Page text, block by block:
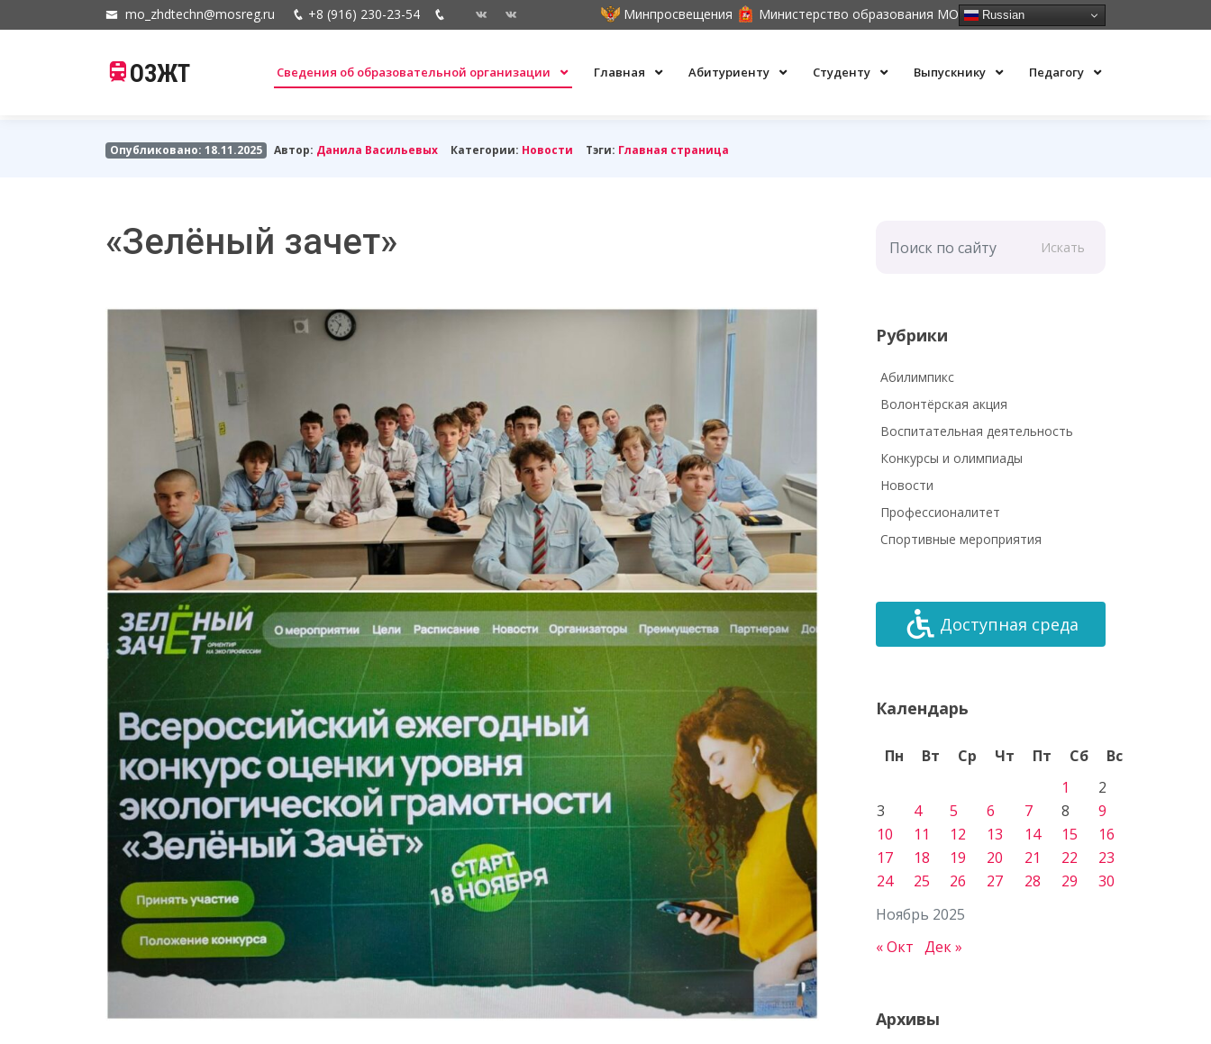
mo_zhdtechn@mosreg.ru +8 (916) 230-23-54 Минпросвещения Министерство образования МО Russian
ОЗЖТ Сведения об образовательной организации Главная Абитуриенту Студенту Выпускнику Педагогу
Опубликовано: 18.11.2025 Автор: Данила Васильевых Категории: Новости Тэги: Главная страница
«Зелёный зачет» Искать
Рубрики
Абилимпикс
Волонтёрская акция
Воспитательная деятельность
Конкурсы и олимпиады
Новости
Профессионалитет
Спортивные мероприятия
Доступная среда
Календарь
Ноябрь 2025
Пн Вт Ср Чт Пт Сб
Вс
1
2
3
4 5 6 7 8
9
10
11 12 13 14 15
16
17
18 19 20 21 22
23
24
25 26 27 28 29 30
« Окт Дек »
Архивы